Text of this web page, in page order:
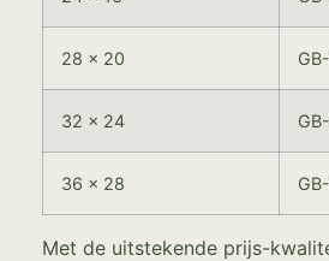
28 x 20
32 x 24
36 x 28
Met de uitstekende prijs-